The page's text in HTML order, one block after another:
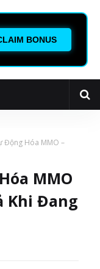
BONUS
Động Hóa MMO –
MMO
Khi Đang